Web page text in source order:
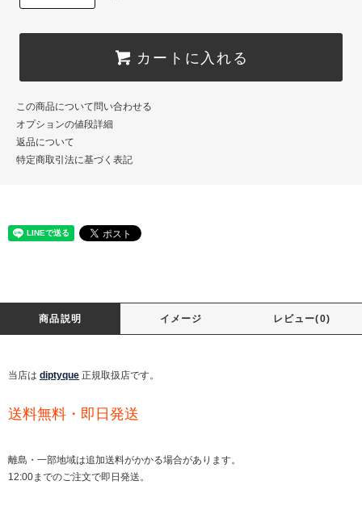
カートに入れる
この商品について問い合わせる
オプションの値段詳細
返品について
特定商取引法に基づく表記
商品説明 イメージ レビュー(0)
当店は diptyque 正規取扱店です。
送料無料・即日発送
離島・一部地域は追加送料がかかる場合があります。
12:00までのご注文で即日発送。